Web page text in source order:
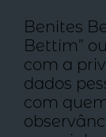
Benites
Bettim”
com a
dados
com